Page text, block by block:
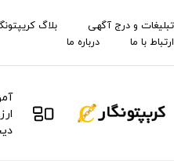
تبلیغات و درج آگهی
بلاگ
ارتباط با ما
درباره ما
ارز